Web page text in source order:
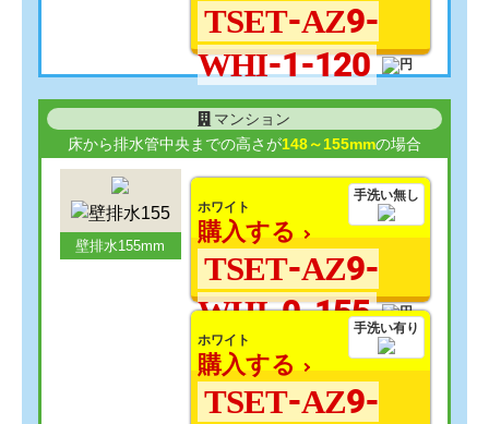
TSET-AZ9-
WHI-1-120
マンション
床から排水管中央までの高さが148～155mmの場合
壁排水155mm
手洗い無し
ホワイト
購入する
TSET-AZ9-
WHI-0-155手洗い有り
ホワイト
購入する
TSET-AZ9-